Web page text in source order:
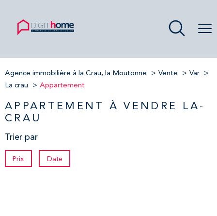
Agence immobilière à la Crau, la Moutonne Vente
Var
La crau
Appartement
APPARTEMENT À VENDRE LA-
CRAU
Trier par
Prix Date